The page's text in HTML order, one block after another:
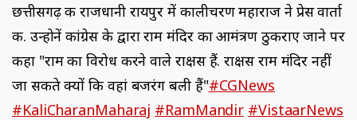
छत्तीसगढ़ की राजधानी रायपुर में कालीचरण महाराज ने प्रेस वार्ता
की. उन्होनें कांग्रेस के द्वारा राम मंदिर का आमंत्रण ठुकराए जाने पर
कहा "राम का विरोध करने वाले राक्षस हैं. राक्षस राम मंदिर नहीं
जा सकते क्यों कि वहां बजरंग बली हैं"#CGNews
#KaliCharanMaharaj #RamMandir #VistaarNews